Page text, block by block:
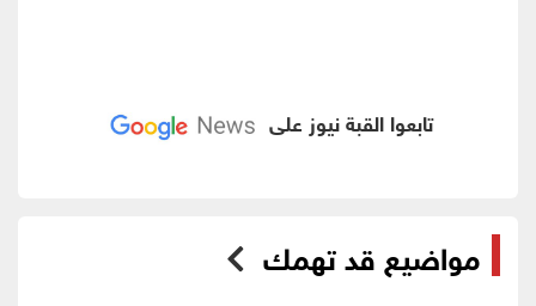
تابعوا القبة نيوز على
مواضيع قد تهمك